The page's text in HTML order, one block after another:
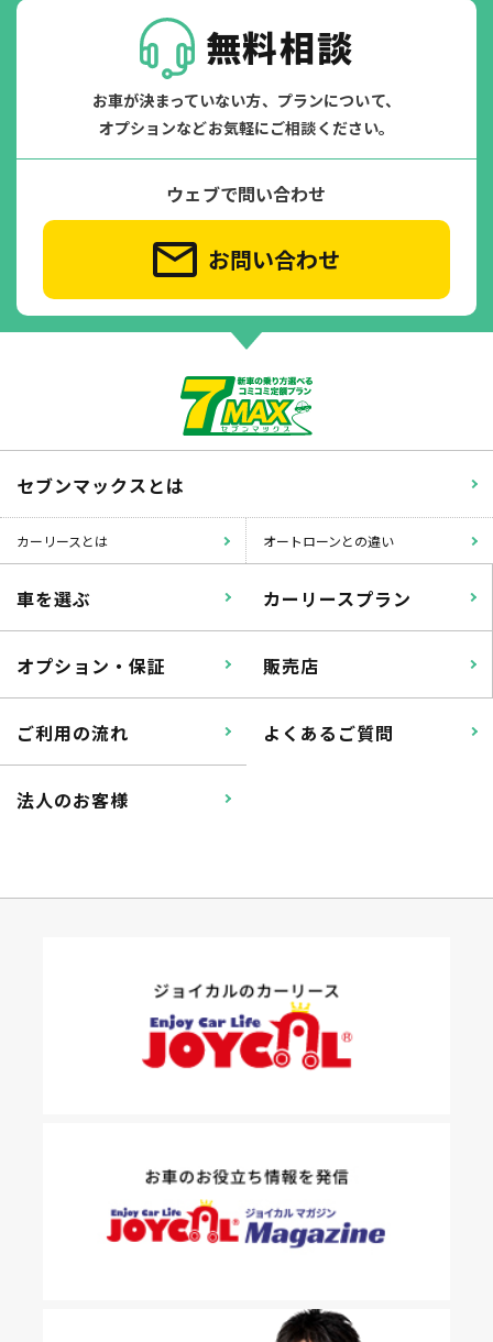
無料相談
お車が決まっていない方、プランについて、
オプションなどお気軽にご相談ください。
ウェブで問い合わせ
お問い合わせ
セブンマックスとは
カーリースとは オートローンとの違い
車を選ぶ カーリースプラン
オプション・保証 販売店
ご利用の流れ よくあるご質問
法人のお客様